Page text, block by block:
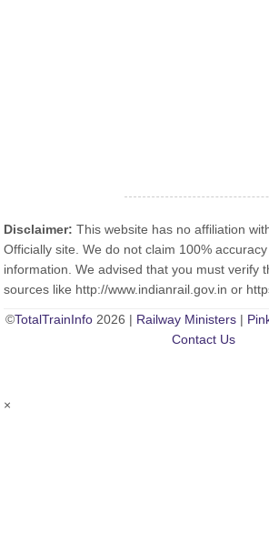
Disclaimer: This website has no affiliation
Officially site. We do not claim 100%
information. We advised that you must verify
sources like http://www.indianrail.gov.in or
©TotalTrainInfo 2026 | Railway Ministers |
Contact Us
×